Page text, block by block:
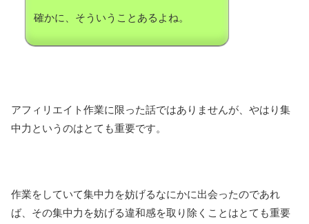
確かに、そういうことあるよね。
アフィリエイト作業に限った話ではありませんが、やはり集
中力というのはとても重要です。
作業をしていて集中力を妨げるなにかに出会ったのであれ
ば、その集中力を妨げる違和感を取り除くことはとても重要